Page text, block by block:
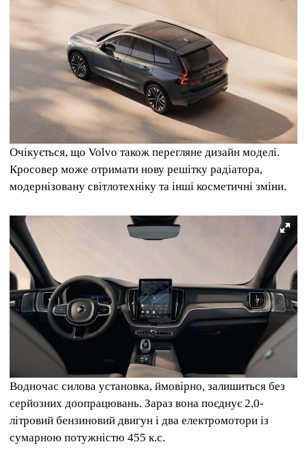
Очікується, що Volvo також перегляне дизайн моделі.
Кросовер може отримати нову решітку радіатора,
модернізовану світлотехніку та інші косметичні зміни.
Водночас силова установка, ймовірно, залишиться без
серйозних доопрацювань. Зараз вона поєднує 2,0-
літровий бензиновий двигун і два електромотори із
сумарною потужністю 455 к.с.